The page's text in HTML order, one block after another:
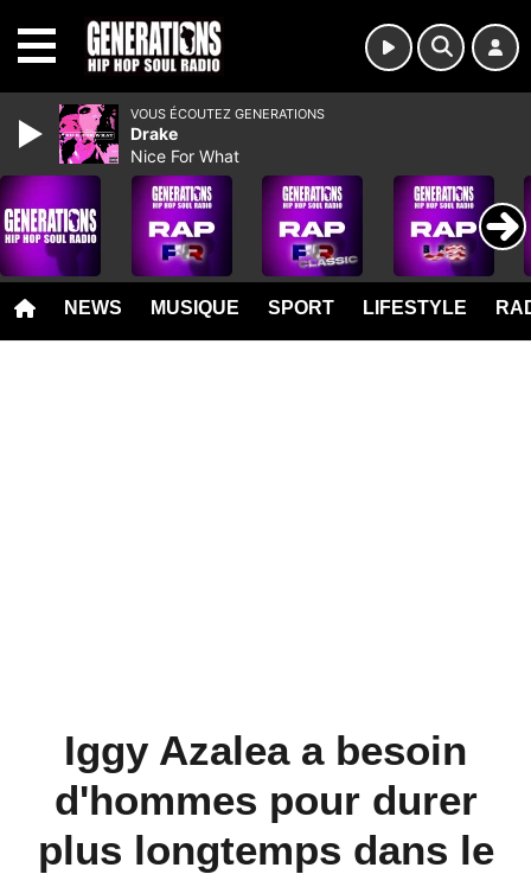
NEWS MUSIQUE SPORT LIFESTYLE
Iggy Azalea a besoin
d'hommes pour durer
plus longtemps dans le
VOUS ÉCOUTEZ GENERATIONS
Drake
Nice For What